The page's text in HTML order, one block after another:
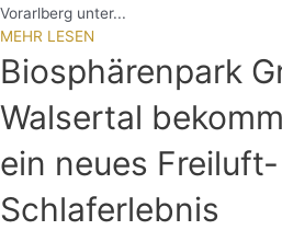
Vorarlberg unter...
MEHR LESEN
Biosphärenpark
Walsertal
ein neues Freiluft-
Schlaferlebnis